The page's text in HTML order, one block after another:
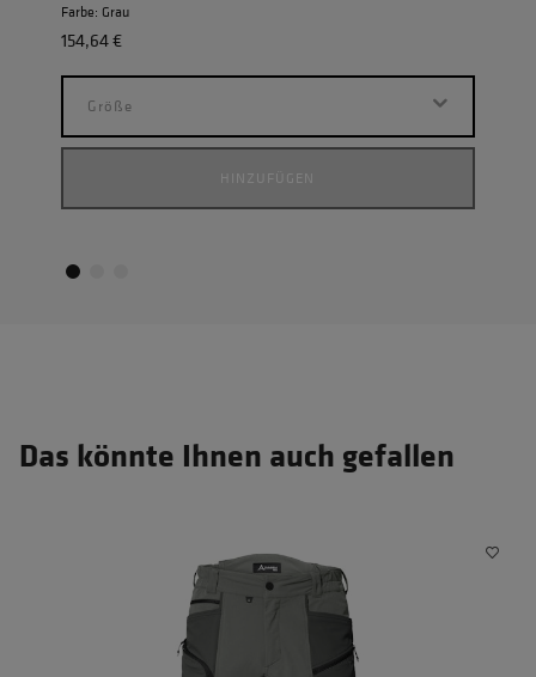
Farbe: Grau
154,64 €
Größe
HINZUFÜGEN
Das könnte Ihnen auch gefallen